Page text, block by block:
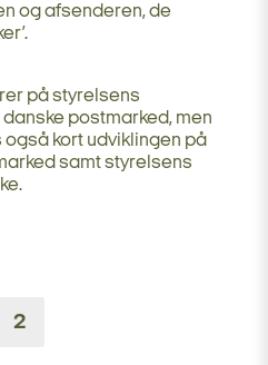
og afsenderen, de
på styrelsens
postmarked, men
kort udviklingen på
samt styrelsens
2